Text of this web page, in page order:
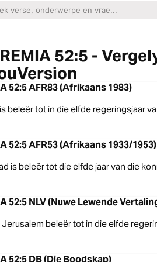
52:5 -
52:5 AFR83 (Afrikaans 1983)
beleër tot in die elfde regeringsjaar
52:5 AFR53 (Afrikaans 1933/1953)
is beleër tot die elfde jaar van die
52:5 NLV (Nuwe Lewende
Jerusalem beleër tot in die elfde
52:5 DB (Die Boodskap)